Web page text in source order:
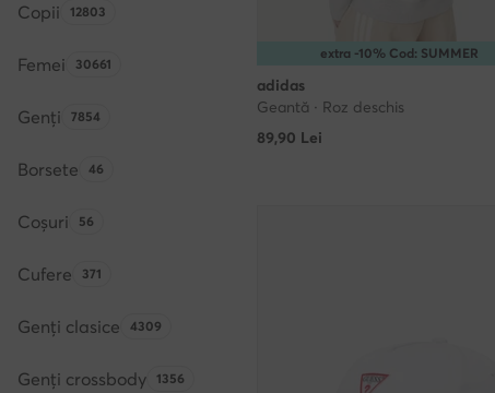
Copii Numărul de produse:
12803
Femei Numărul de produse:
30661
Genți Numărul de produse:
7854
Borsete Numărul de produse:
46
Coșuri Numărul de produse:
56
Cufere Numărul de produse:
371
Genți clasice Numărul de produse:
4309
Genți crossbodyNumărul de produse:
1356
extra -10% Cod: SUMMER
adidas
Geantă · Roz deschis
89,90 Lei